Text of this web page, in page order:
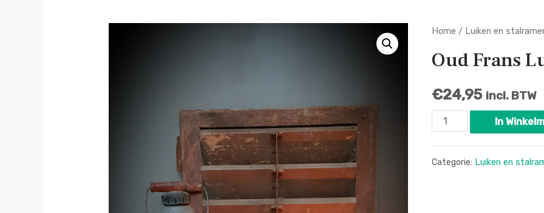
Home / Luiken en
Oud Frans
€24,95 incl. BTW
Oud
In
Categorie: Luiken en